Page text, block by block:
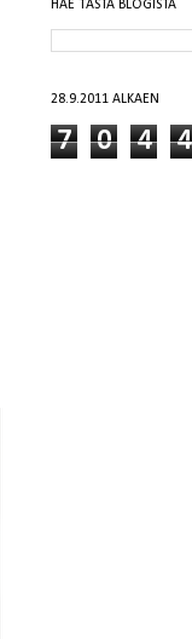
HAE TÄSTÄ BLOGISTA
28.9.2011 ALKAEN
7 0 4 4